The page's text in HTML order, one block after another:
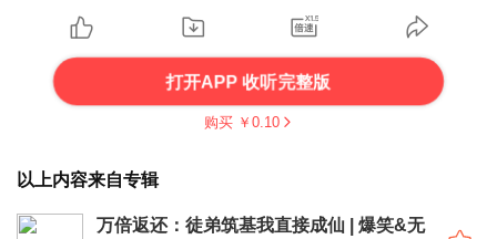
打开APP 收听完整版
购买 ￥ 0.10
以上内容来自专辑
万倍返还：徒弟筑基我直接成仙 | 爆笑&无